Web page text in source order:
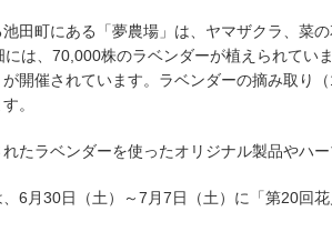
田町にある「夢農場」は、ヤマザクラ、菜
は、70,000株のラベンダーが植えられてい
開催されています。ラベンダーの摘み取り
。
たラベンダーを使ったオリジナル製品やハ
6月30日（土）～7月7日（土）に「第20回